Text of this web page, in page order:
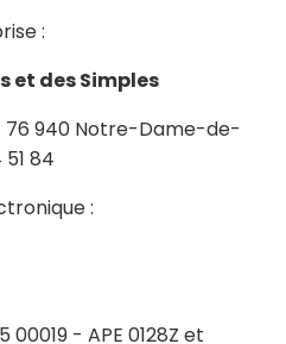
:
et des Simples
76 940 Notre-Dame-de-
84
:
00019 - APE 0128Z et